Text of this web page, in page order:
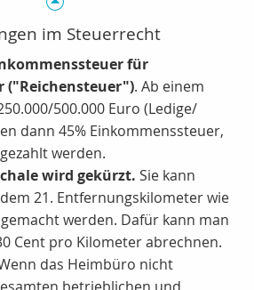
im Steuerrecht
für
("Reichensteuer"). Ab einem
500.000 Euro (Ledige/
dann 45% Einkommenssteuer,
werden.
wird gekürzt. Sie kann
21. Entfernungskilometer wie
werden. Dafür kann man
Cent pro Kilometer abrechnen.
das Heimbüro nicht